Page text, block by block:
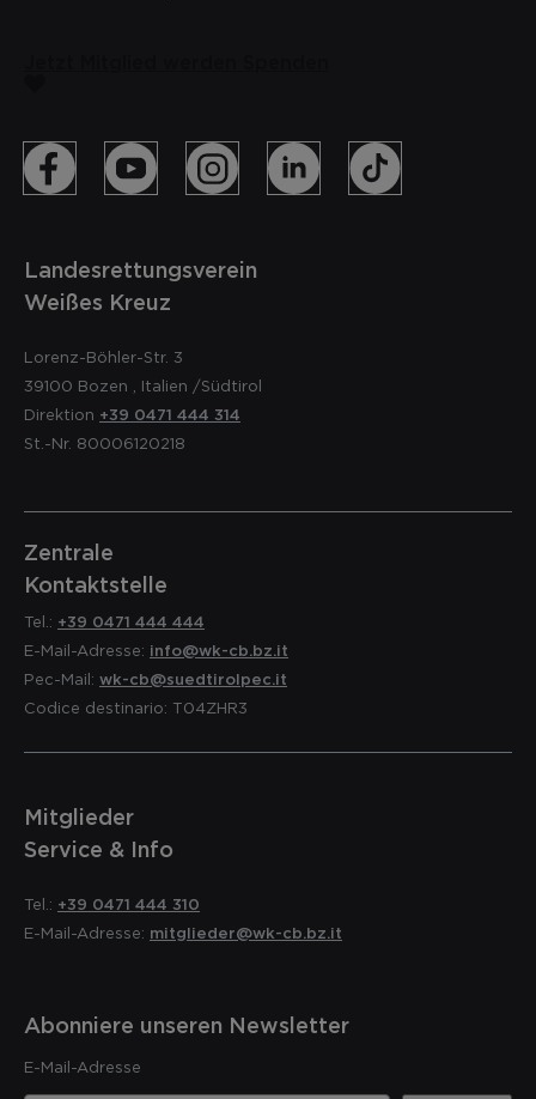
Landesrettungsverein
Weißes Kreuz
Lorenz-Böhler-Str. 3
39100 Bozen Italien /Südtirol
Direktion +39 0471 444 314
St.-Nr. 80006120218
Zentrale
Kontaktstelle
Tel.: +39 0471 444 444
E-Mail-Adresse: info@wk-cb.bz.it
Pec-Mail: wk-cb@suedtirolpec.it
Codice destinario: T04ZHR3
Mitglieder
Service & Info
Tel.: +39 0471 444 310
E-Mail-Adresse: mitglieder@wk-cb.bz.it
Abonniere unseren Newsletter
E-Mail-Adresse